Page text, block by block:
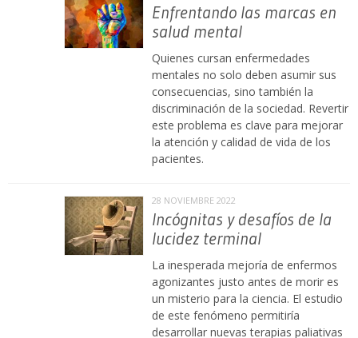
Enfrentando las marcas en
salud mental
Quienes cursan enfermedades
mentales no solo deben asumir sus
consecuencias, sino también la
discriminación de la sociedad. Revertir
este problema es clave para mejorar
la atención y calidad de vida de los
pacientes.
28 NOVIEMBRE 2022
Incógnitas y desafíos de la
lucidez terminal
La inesperada mejoría de enfermos
agonizantes justo antes de morir es
un misterio para la ciencia. El estudio
de este fenómeno permitiría
desarrollar nuevas terapias paliativas